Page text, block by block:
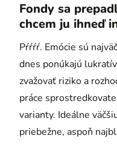
Fondy sa
chcem ju ihneď
Pŕŕŕŕ. Emócie sú
dnes ponúkajú
zvažovať riziko a
práce
varianty. Ideálne
priebežne, aspoň